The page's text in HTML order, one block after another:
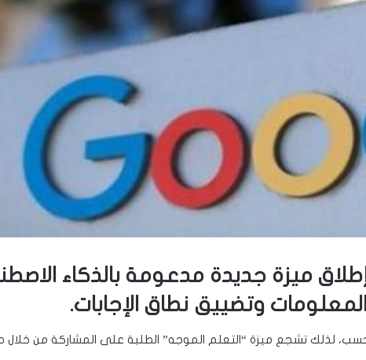
ميزة جديدة مدعومة بالذكاء
وتضييق نطاق الإجابات.
فحسب، لذلك تشجع ميزة “التعلم الموجه” الطلبة على المشاركة من